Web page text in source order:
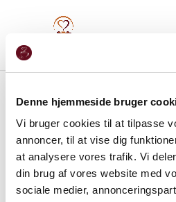
Denne hjemmeside bruger
Vi bruger cookies til at tilpasse
annoncer, til at vise dig
at analysere vores trafik. Vi
din brug af vores website med
sociale medier,